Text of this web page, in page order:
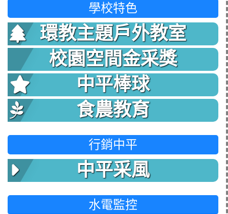
學校特色
環教主題戶外教室
校園空間金采獎
中平棒球
食農教育
行銷中平
中平采風
水電監控